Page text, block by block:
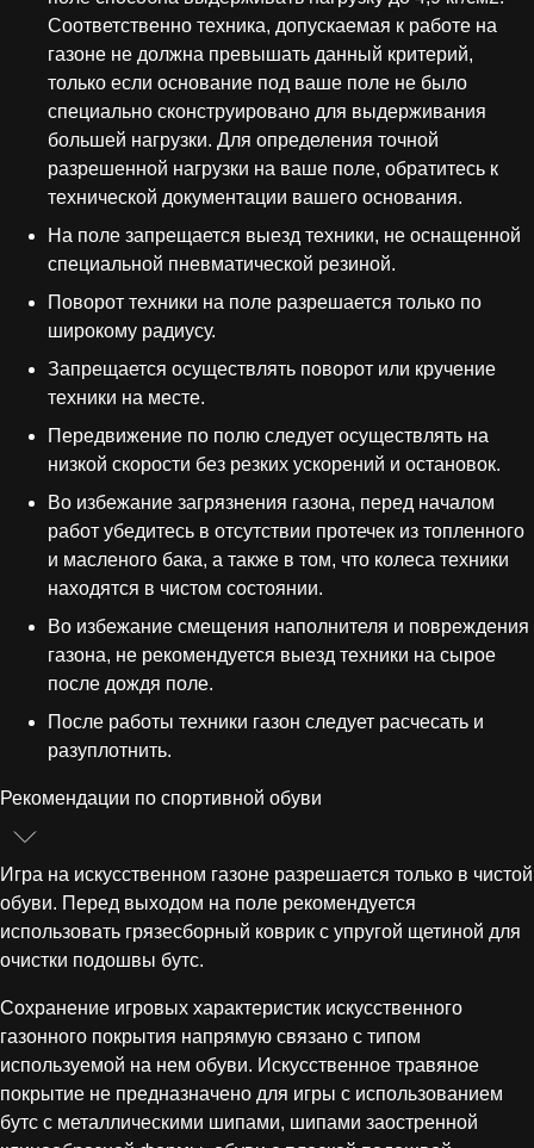
Соответственно техника, допускаемая к работе на
газоне не должна превышать данный критерий,
только если основание под ваше поле не было
специально сконструировано для выдерживания
большей нагрузки. Для определения точной
разрешенной нагрузки на ваше поле, обратитесь к
технической документации вашего основания.
На поле запрещается выезд техники, не оснащенной
специальной пневматической резиной.
Поворот техники на поле разрешается только по
широкому радиусу.
Запрещается осуществлять поворот или кручение
техники на месте.
Передвижение по полю следует осуществлять на
низкой скорости без резких ускорений и остановок.
Во избежание загрязнения газона, перед началом
работ убедитесь в отсутствии протечек из топленного
и масленого бака, а также в том, что колеса техники
находятся в чистом состоянии.
Во избежание смещения наполнителя и повреждения
газона, не рекомендуется выезд техники на сырое
после дождя поле.
После работы техники газон следует расчесать и
разуплотнить.
Рекомендации по спортивной обуви
Игра на искусственном газоне разрешается только в чистой
обуви. Перед выходом на поле рекомендуется
использовать грязесборный коврик с упругой щетиной для
очистки подошвы бутс.
Сохранение игровых характеристик искусственного
газонного покрытия напрямую связано с типом
используемой на нем обуви. Искусственное травяное
покрытие не предназначено для игры с использованием
бутс с металлическими шипами, шипами заостренной